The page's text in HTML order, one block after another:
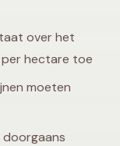
over het
per hectare toe
moeten
doorgaans